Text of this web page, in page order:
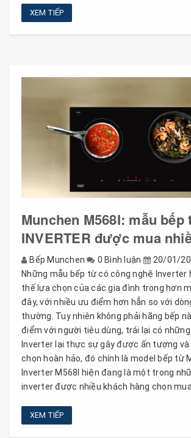
XEM TIẾP
Munchen M568I: mẫu bếp
INVERTER được mua
Bếp Munchen 0 Bình luận
20/01/
Những mẫu bếp từ có công nghệ Inverter
thế lựa chọn của các gia đình trong hơn
đây, với nhiều ưu điểm hơn hẳn so với
thường. Tuy nhiên không phải hãng bếp
điểm với người tiêu dùng, trái lại có
Inverter lại thực sự gây được ấn tượng
chọn hoàn hảo, đó chính là model bếp từ
Inverter M568I hiện đang là một trong
inverter được nhiều khách hàng chọn
XEM TIẾP